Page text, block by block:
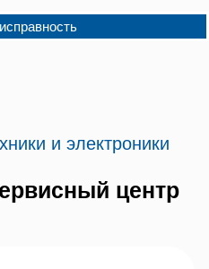
и электроники
центр